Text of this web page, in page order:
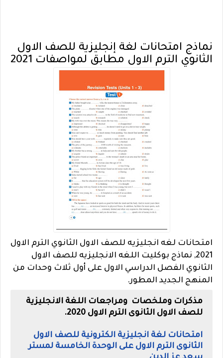
نماذج امتحانات لغة إنجليزية للصف الاول
الثانوي الترم الاول مطابق لمواصفات 2021
امتحانات لغه انجليزيه للصف الاول الثانوي الترم الاول
2021, نماذج بوكليت اللغه الانجليزيه للصف الاول
الثانوي الفصل الدراسي الاول على أول ثلاث وحدات من
المنهج الجديد المطور.
مذكرات وملخصات ومراجعات اللغة الانجليزية
للصف الاول الثانوى الترم الاول 2020.
امتحانات لغة انجليزية الكترونية للصف الاول
الثانوى الترم الاول على الوحدة الخامسة لمستر